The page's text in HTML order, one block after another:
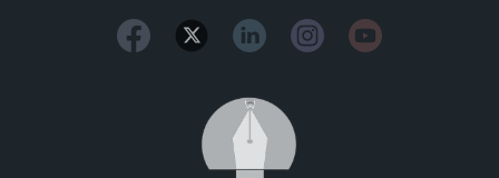
Image